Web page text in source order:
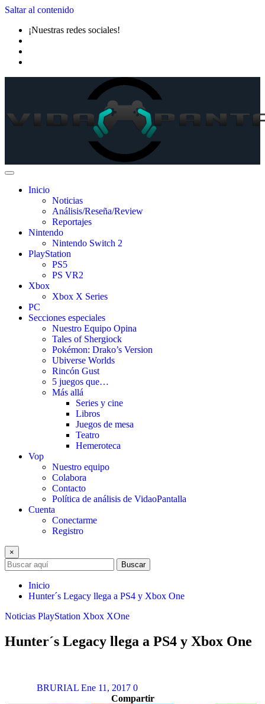
Saltar al contenido
¡Nuestras redes sociales!
Inicio
Noticias
Análisis/Reseña/Review
Reportajes
Nintendo
Nintendo Switch 2
PlayStation
PS5
PS VR2
Xbox
Xbox X Series
PC
Secciones especiales
Nuestro Equipo Opina
Tales of Shergiock
Pokémon: Drako’s Version
Ubiverse Worlds
Rincón Gust
5 juegos que…
Más allá
Series y cine
Libros
Juegos de mesa
Teatro
Hemeroteca
Vop
Nuestro equipo
Colabora
Contacto
Política de análisis de VidaoPantalla
Cuenta
Conectarme
Registro
×
Buscar
Inicio
Hunter´s Legacy llega a PS4 y Xbox One
Noticias PlayStation Xbox XOne
Hunter´s Legacy llega a PS4 y Xbox One
BRURIAL Ene 11, 2017 0
Compartir